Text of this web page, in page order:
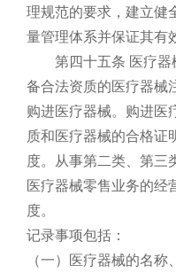
理规范的要求，建立健
量管理体系并保证其有
第四十五条 医疗
备合法资质的医疗器械
购进医疗器械。购进医
质和医疗器械的合格证
度。从事第二类、第三
医疗器械零售业务的经
度。
记录事项包括：
（一）医疗器械的名称